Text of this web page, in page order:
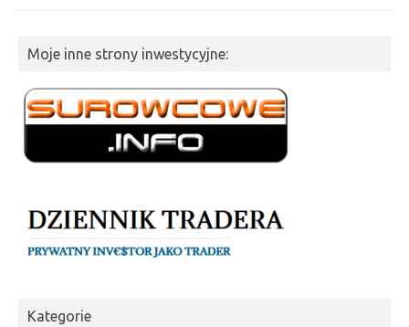
Moje inne strony inwestycyjne:
Kategorie